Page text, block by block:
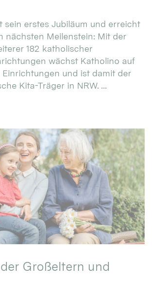
sein erstes Jubiläum und erreicht
nächsten Meilenstein: Mit der
182 katholischer
wächst Katholino auf
und ist damit der
Kita-Träger in NRW. ...
Großeltern und